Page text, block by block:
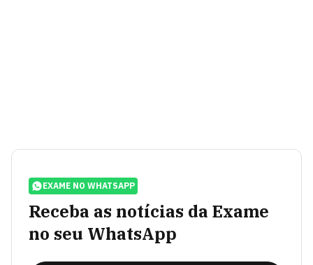
EXAME NO WHATSAPP
Receba as notícias da Exame
no seu WhatsApp